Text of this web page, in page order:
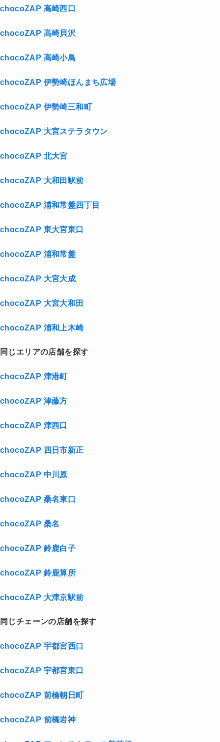
chocoZAP 高崎西口
chocoZAP 高崎貝沢
chocoZAP 高崎小鳥
chocoZAP 伊勢崎ほんまち広場
chocoZAP 伊勢崎三和町
chocoZAP 大宮ステラタウン
chocoZAP 北大宮
chocoZAP 大和田駅前
chocoZAP 浦和常盤四丁目
chocoZAP 東大宮東口
chocoZAP 浦和常盤
chocoZAP 大宮大成
chocoZAP 大宮大和田
chocoZAP 浦和上木崎
同じエリアの店舗を探す
chocoZAP 津港町
chocoZAP 津藤方
chocoZAP 津西口
chocoZAP 四日市新正
chocoZAP 中川原
chocoZAP 桑名東口
chocoZAP 桑名
chocoZAP 鈴鹿白子
chocoZAP 鈴鹿算所
chocoZAP 大津京駅前
同じチェーンの店舗を探す
chocoZAP 宇都宮西口
chocoZAP 宇都宮東口
chocoZAP 前橋朝日町
chocoZAP 前橋岩神